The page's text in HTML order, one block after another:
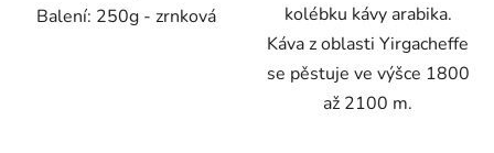
Balení: 250g - zrnková
kolébku kávy arabika.
Káva z oblasti Yirgacheffe
se pěstuje ve výšce 1800
až 2100 m.